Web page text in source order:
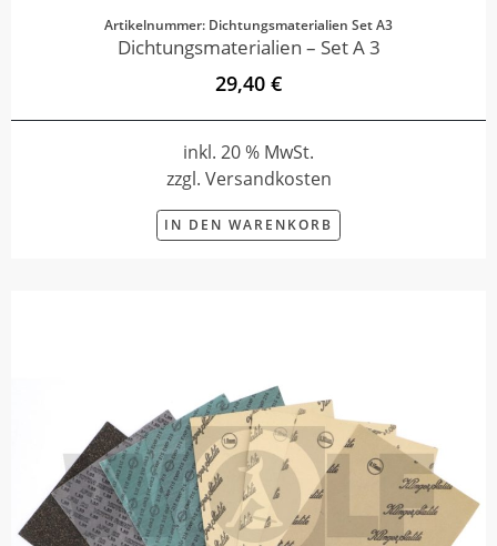
Artikelnummer: Dichtungsmaterialien Set A3
Dichtungsmaterialien – Set A 3
29,40 €
inkl. 20 % MwSt.
zzgl. Versandkosten
IN DEN WARENKORB